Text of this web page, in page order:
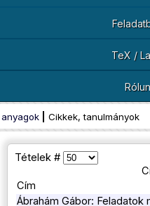
TeX /
Cikkek, tanulmányok
Tételek #
Cím
Ábrahám Gábor: